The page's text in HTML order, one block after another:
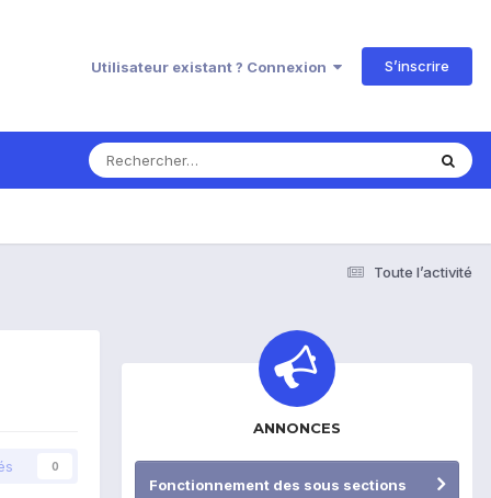
Utilisateur existant ? Connexion S’inscrire
Toute l’activité
0
ANNONCES
Fonctionnement des sous sections